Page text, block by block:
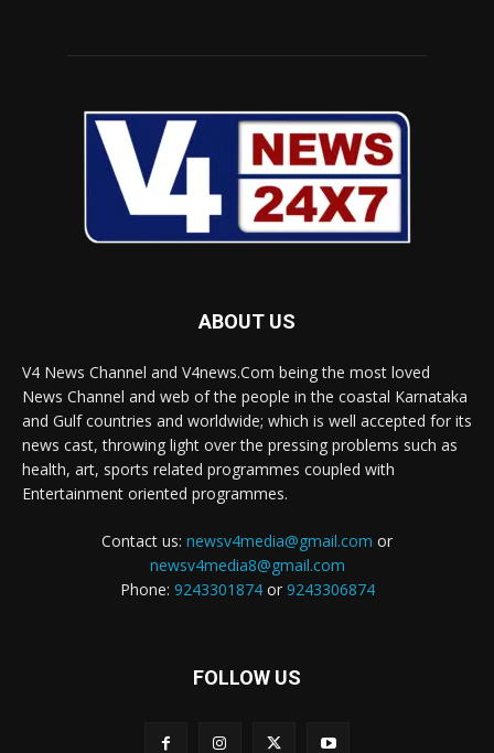
ABOUT US
V4 News Channel and V4news.Com being the most loved
News Channel and web of the people in the coastal Karnataka
and Gulf countries and worldwide; which is well accepted for its
news cast, throwing light over the pressing problems such as
health, art, sports related programmes coupled with
Entertainment oriented programmes.
Contact us: newsv4media@gmail.com or
newsv4media8@gmail.com
Phone: 9243301874or 9243306874
FOLLOW US